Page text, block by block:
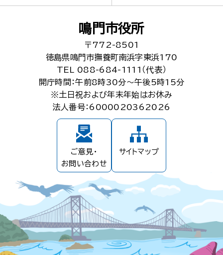
鳴門市役所
〒772-8501
徳島県鳴門市撫養町南浜字東浜170
TEL 088-684-1111（代表）
開庁時間：午前8時30分～午後5時15分
※土日祝および年末年始はお休み
法人番号：6000020362026
ご意見・
お問い合わせ
サイトマップ